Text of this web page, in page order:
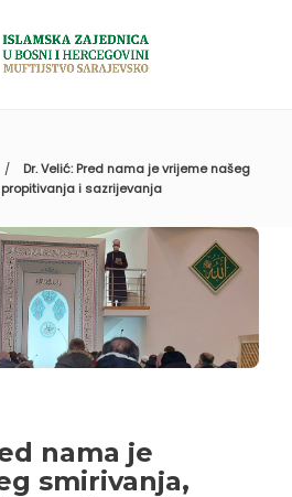
Dr. Velić: Pred nama je vrijeme našeg
i sazrijevanja
nama je
smirivanja,